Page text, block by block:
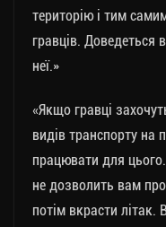
територію і тим
гравців. Доведеться
неї.»
«Якщо гравці
видів транспорту на
працювати для
не дозволить вам
потім вкрасти літак.